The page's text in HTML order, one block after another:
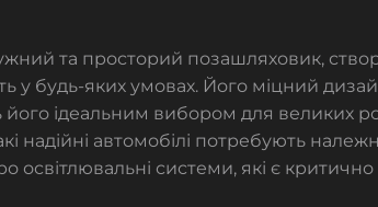
та просторий позашляховик,
у будь-яких умовах. Його міцний
його ідеальним вибором для великих
надійні автомобілі потребують
освітлювальні системи, які є